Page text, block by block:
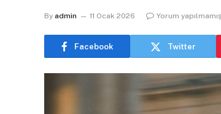
By admin 11 Ocak 2026 Yorum yapılmamış
Facebook Twitter